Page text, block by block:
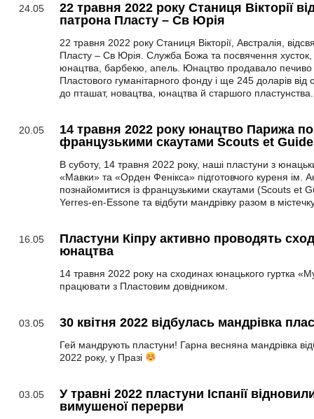
24.05
22 травня 2022 року Станиця Вікторії
патрона Пласту – Св Юрія
22 травня 2022 року Станиця Вікторії, Австралія,
Пласту – Св Юрія. Служба Божа та посвячення хусток,
юнацтва, барбекю, апель. Юнацтво продавало печиво
Пластового гуманітарного фонду і ще 245 доларів від
до пташат, новацтва, юнацтва й старшого пластунства.
20.05
14 травня 2022 року юнацтво Парижа
французькими скаутами Scouts et
В суботу, 14 травня 2022 року, наші пластуни з
«Мавки» та «Орден Фенікса» підготовчого куреня ім.
познайомитися із французькими скаутами (Scouts et
Yerres-en-Essone та відбути мандрівку разом в
16.05
Пластуни Кіпру активно проводять
юнацтва
14 травня 2022 року на сходинах юнацького гуртка
працювати з Пластовим довідником.
03.05 30 квітня 2022 відбулась мандрівка
Гей мандрують пластуни! Гарна весняна мандрівка
2022 року, у Празі
03.05
У травні 2022 пластуни Іспанії
вимушеної перерви